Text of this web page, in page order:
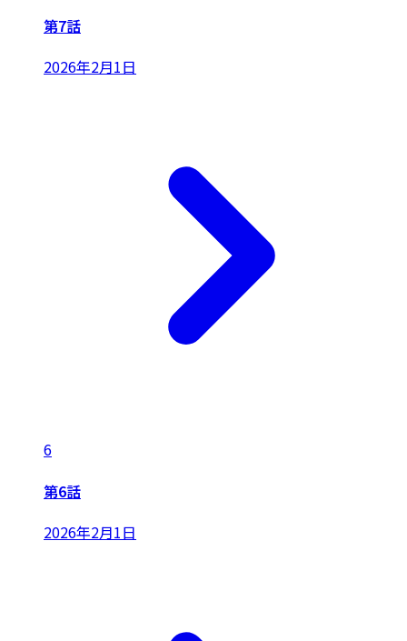
第7話
2026年2月1日
6
第6話
2026年2月1日